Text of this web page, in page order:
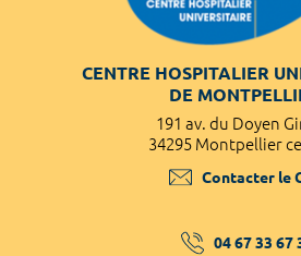
CENTRE HOSPITALIER
DE
191 av. du Doyen
34295 Montpellier
Contacter le
04 67 33 67